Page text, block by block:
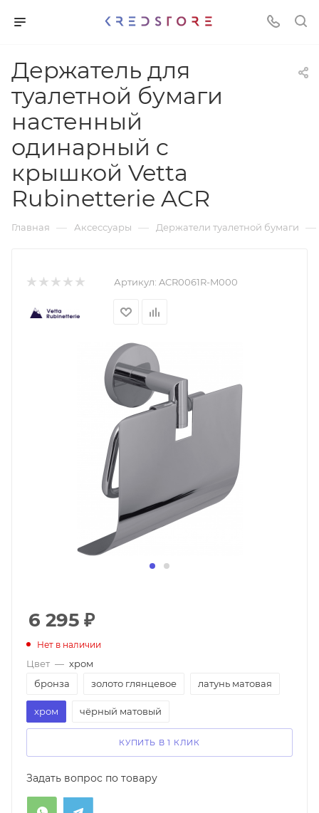
Держатель для
туалетной бумаги
настенный
одинарный c
крышкой Vetta
Rubinetterie ACR
Главная — Аксессуары — Держатели туалетной бумаги —
Артикул: ACR0061R-M000
6 295 ₽
Нет в наличии
Цвет — хром
бронза
золото глянцевое латунь матовая
хром чёрный матовый
КУПИТЬ В 1 КЛИК
Задать вопрос по товару